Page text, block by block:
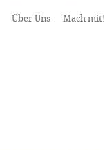
Über Uns Mach mit!